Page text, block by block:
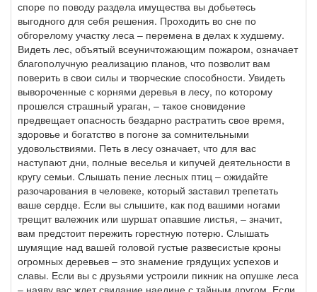
споре по поводу раздела имущества вы добьетесь
выгодного для себя решения. Проходить во сне по
обгорелому участку леса – перемена в делах к худшему.
Видеть лес, объятый всеуничтожающим пожаром, означает
благополучную реализацию планов, что позволит вам
поверить в свои силы и творческие способности. Увидеть
вывороченные с корнями деревья в лесу, по которому
прошелся страшный ураган, – такое сновидение
предвещает опасность бездарно растратить свое время,
здоровье и богатство в погоне за сомнительными
удовольствиями. Петь в лесу означает, что для вас
наступают дни, полные веселья и кипучей деятельности в
кругу семьи. Слышать пение лесных птиц – ожидайте
разочарования в человеке, который заставил трепетать
ваше сердце. Если вы слышите, как под вашими ногами
трещит валежник или шуршат опавшие листья, – значит,
вам предстоит пережить горестную потерю. Слышать
шумящие над вашей головой густые развесистые кроны
огромных деревьев – это знамение грядущих успехов и
славы. Если вы с друзьями устроили пикник на опушке леса
– наяву вас ждет свидание наедине с тайным другом. Если